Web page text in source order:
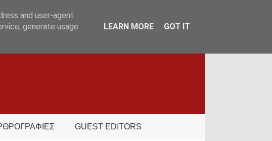
GUEST EDITORS
and user-agent
generate usage
LEARN MORE GOT IT